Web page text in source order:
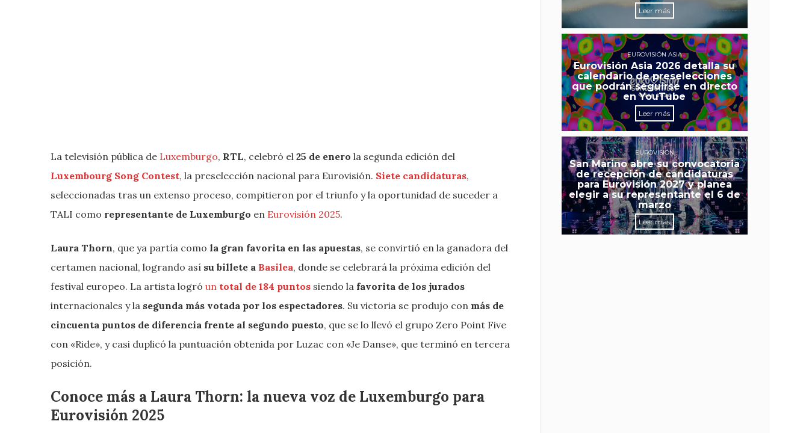
La televisión pública de Luxemburgo, RTL, celebró el 25 de enero la segunda edición del
Luxembourg Song Contest, la preselección nacional para Eurovisión. Siete candidaturas,
seleccionadas tras un extenso proceso, compitieron por el triunfo y la oportunidad de suceder a
TALI como representante de Luxemburgo en Eurovisión 2025.
Laura Thorn, que ya partía como la gran favorita en las apuestas, se convirtió en la ganadora del
certamen nacional, logrando así su billete a Basilea, donde se celebrará la próxima edición del
festival europeo. La artista logró un total de 184 puntos siendo la favorita de los jurados
internacionales y la segunda más votada por los espectadores. Su victoria se produjo con más de
cincuenta puntos de diferencia frente al segundo puesto, que se lo llevó el grupo Zero Point Five
con «Ride», y casi duplicó la puntuación obtenida por Luzac con «Je Danse», que terminó en tercera
posición.
Conoce más a Laura Thorn: la nueva voz de Luxemburgo para
Eurovisión 2025
Leer más
EUROVISIÓN ASIA
Eurovisión Asia 2026 detalla su
calendario de preselecciones
que podrán seguirse en directo
en YouTube
Leer más
EUROVISIÓN
San Marino abre su convocatoria
de recepción de candidaturas
para Eurovisión 2027 y planea
elegir a su representante el 6 de
marzo
Leer más